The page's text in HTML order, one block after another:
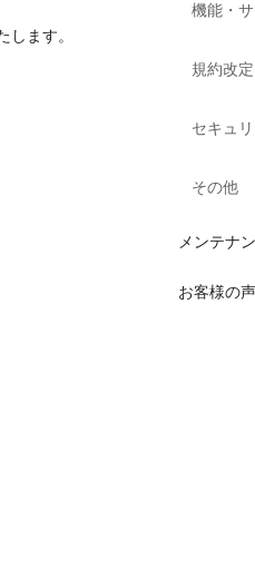
ます。
機能・
規約改定
セキュ
その他
メンテナ
お客様の